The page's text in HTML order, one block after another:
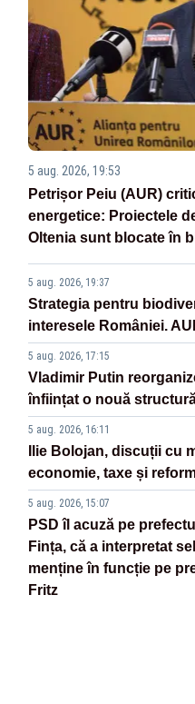
5 aug. 2026, 19:53
Petrișor Peiu (AUR)
energetice: Proiectele
Oltenia sunt blocate în
5 aug. 2026, 19:37
Strategia pentru
interesele României.
5 aug. 2026, 17:15
Vladimir Putin
înființat o nouă
5 aug. 2026, 16:11
Ilie Bolojan, discuții cu
economie, taxe și
5 aug. 2026, 15:07
PSD îl acuză pe
Fința, că a interpretat
menține în funcție pe
Fritz